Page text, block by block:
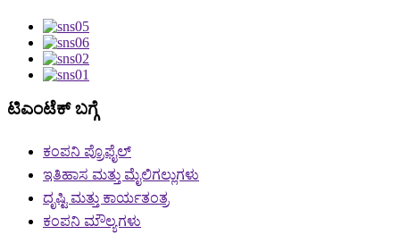
ಟಿಎಂಟೆಕ್ ಬಗ್ಗೆ
ಕಂಪನಿ ಪ್ರೊಫೈಲ್
ಇತಿಹಾಸ ಮತ್ತು ಮೈಲಿಗಲ್ಲುಗಳು
ದೃಷ್ಟಿ ಮತ್ತು ಕಾರ್ಯತಂತ್ರ
ಕಂಪನಿ ಮೌಲ್ಯಗಳು